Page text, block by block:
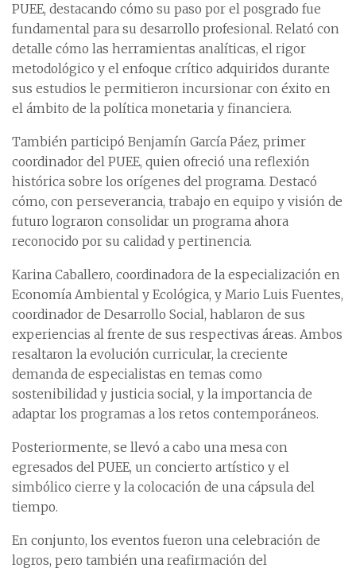
PUEE, destacando cómo su paso por el posgrado fue
fundamental para su desarrollo profesional. Relató con
detalle cómo las herramientas analíticas, el rigor
metodológico y el enfoque crítico adquiridos durante
sus estudios le permitieron incursionar con éxito en
el ámbito de la política monetaria y financiera.
También participó Benjamín García Páez, primer
coordinador del PUEE, quien ofreció una reflexión
histórica sobre los orígenes del programa. Destacó
cómo, con perseverancia, trabajo en equipo y visión de
futuro lograron consolidar un programa ahora
reconocido por su calidad y pertinencia.
Karina Caballero, coordinadora de la especialización en
Economía Ambiental y Ecológica, y Mario Luis Fuentes,
coordinador de Desarrollo Social, hablaron de sus
experiencias al frente de sus respectivas áreas. Ambos
resaltaron la evolución curricular, la creciente
demanda de especialistas en temas como
sostenibilidad y justicia social, y la importancia de
adaptar los programas a los retos contemporáneos.
Posteriormente, se llevó a cabo una mesa con
egresados del PUEE, un concierto artístico y el
simbólico cierre y la colocación de una cápsula del
tiempo.
En conjunto, los eventos fueron una celebración de
logros, pero también una reafirmación del